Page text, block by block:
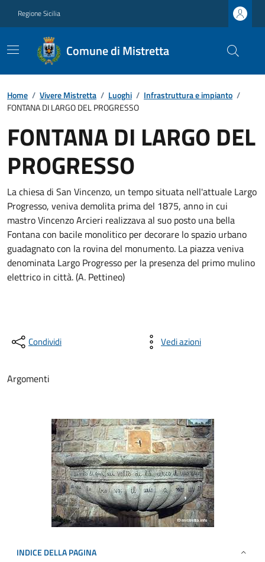
Regione Sicilia
Comune di Mistretta
Home / Vivere Mistretta / Luoghi / Infrastruttura e impianto /
FONTANA DI LARGO DEL PROGRESSO
FONTANA DI LARGO DEL
PROGRESSO
La chiesa di San Vincenzo, un tempo situata nell'attuale Largo
Progresso, veniva demolita prima del 1875, anno in cui
mastro Vincenzo Arcieri realizzava al suo posto una bella
Fontana con bacile monolitico per decorare lo spazio urbano
guadagnato con la rovina del monumento. La piazza veniva
denominata Largo Progresso per la presenza del primo mulino
elettrico in città. (A. Pettineo)
Condividi Vedi azioni
Argomenti
INDICE DELLA PAGINA